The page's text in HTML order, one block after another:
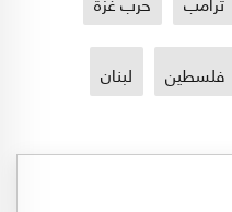
فلسطين لبنان